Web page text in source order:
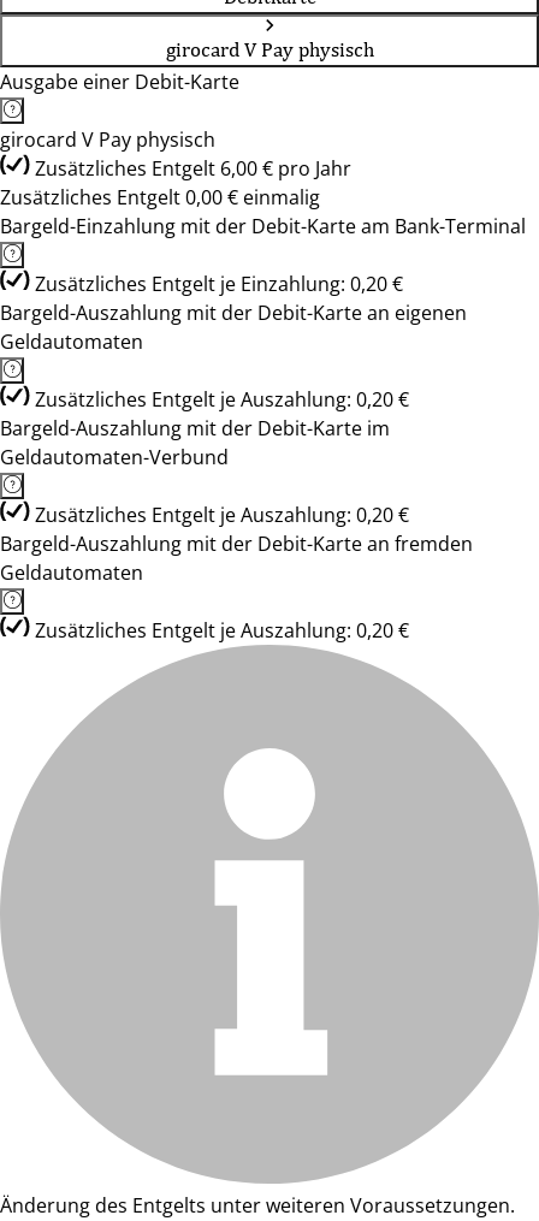
girocard V Pay physisch
Ausgabe einer Debit-Karte
girocard V Pay physisch
Zusätzliches Entgelt 6,00 € pro Jahr
Zusätzliches Entgelt 0,00 € einmalig
Bargeld-Einzahlung mit der Debit-Karte am Bank-Terminal
Zusätzliches Entgelt je Einzahlung: 0,20 €
Bargeld-Auszahlung mit der Debit-Karte an eigenen
Geldautomaten
Zusätzliches Entgelt je Auszahlung: 0,20 €
Bargeld-Auszahlung mit der Debit-Karte im
Geldautomaten-Verbund
Zusätzliches Entgelt je Auszahlung: 0,20 €
Bargeld-Auszahlung mit der Debit-Karte an fremden
Geldautomaten
Zusätzliches Entgelt je Auszahlung: 0,20 €
Änderung des Entgelts unter weiteren Voraussetzungen.